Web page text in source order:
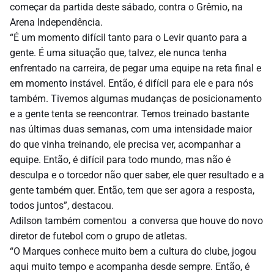
começar da partida deste sábado, contra o Grêmio, na
Arena Independência.
“É um momento difícil tanto para o Levir quanto para a
gente. É uma situação que, talvez, ele nunca tenha
enfrentado na carreira, de pegar uma equipe na reta final e
em momento instável. Então, é difícil para ele e para nós
também. Tivemos algumas mudanças de posicionamento
e a gente tenta se reencontrar. Temos treinado bastante
nas últimas duas semanas, com uma intensidade maior
do que vinha treinando, ele precisa ver, acompanhar a
equipe. Então, é difícil para todo mundo, mas não é
desculpa e o torcedor não quer saber, ele quer resultado e a
gente também quer. Então, tem que ser agora a resposta,
todos juntos”, destacou.
Adilson também comentou a conversa que houve do novo
diretor de futebol com o grupo de atletas.
“O Marques conhece muito bem a cultura do clube, jogou
aqui muito tempo e acompanha desde sempre. Então, é